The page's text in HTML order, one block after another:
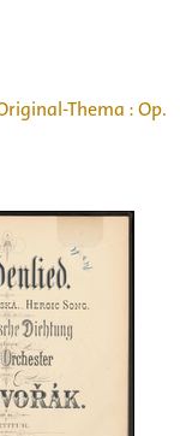
Thema : Op.